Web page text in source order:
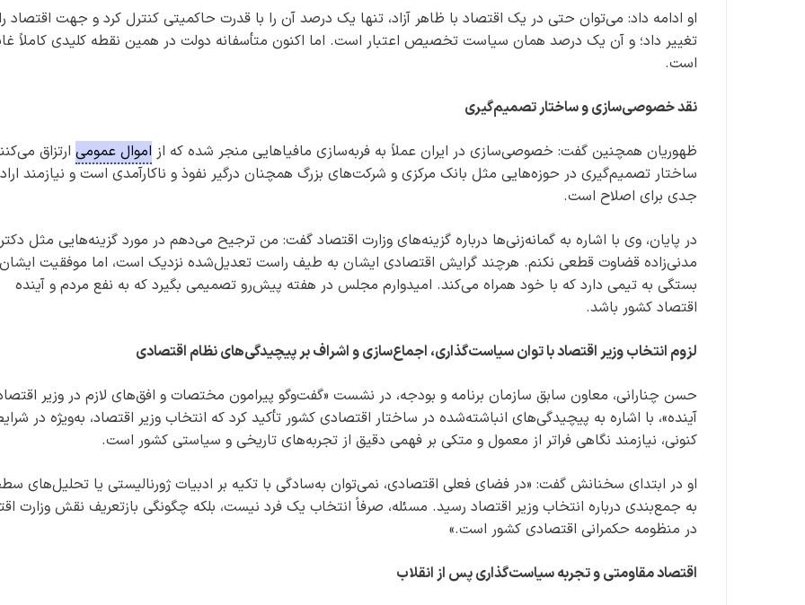
او ادامه داد: می‌توان حتی در یک اقتصاد با ظاهر آزاد، تنها یک درصد آن را با قدرت حاکمیتی کنترل کرد و جهت اقتصاد را
تغییر داد؛ و آن یک درصد همان سیاست تخصیص اعتبار است. اما اکنون متأسفانه دولت در همین نقطه کلیدی کاملاً
است.
نقد خصوصی‌سازی و ساختار تصمیم‌گیری
ظهوریان همچنین گفت: خصوصی‌سازی در ایران عملاً به فربه‌سازی مافیاهایی منجر شده که از اموال عمومی ارتزاق
ساختار تصمیم‌گیری در حوزه‌هایی مثل بانک مرکزی و شرکت‌های بزرگ همچنان درگیر نفوذ و ناکارآمدی است و نیازمند
جدی برای اصلاح است.
در پایان، وی با اشاره به گمانه‌زنی‌ها درباره گزینه‌های وزارت اقتصاد گفت: من ترجیح می‌دهم در مورد گزینه‌هایی مثل دکتر
مدنی‌زاده قضاوت قطعی نکنم. هرچند گرایش اقتصادی ایشان به طیف راست تعدیل‌شده نزدیک است، اما موفقیت ایشان
بستگی به تیمی دارد که با خود همراه می‌کند. امیدوارم مجلس در هفته پیش‌رو تصمیمی بگیرد که به نفع مردم و آینده
اقتصاد کشور باشد.
لزوم انتخاب وزیر اقتصاد با توان سیاست‌گذاری، اجماع‌سازی و اشراف بر پیچیدگی‌های نظام اقتصادی
حسن چنارانی، معاون سابق سازمان برنامه و بودجه، در نشست «گفت‌وگو پیرامون مختصات و افق‌های لازم در وزیر
آینده»، با اشاره به پیچیدگی‌های انباشته‌شده در ساختار اقتصادی کشور تأکید کرد که انتخاب وزیر اقتصاد، به‌ویژه در
کنونی، نیازمند نگاهی فراتر از معمول و متکی بر فهمی دقیق از تجربه‌های تاریخی و سیاستی کشور است.
او در ابتدای سخنانش گفت: «در فضای فعلی اقتصادی، نمی‌توان به‌سادگی با تکیه بر ادبیات ژورنالیستی یا تحلیل‌های
به جمع‌بندی درباره انتخاب وزیر اقتصاد رسید. مسئله، صرفاً انتخاب یک فرد نیست، بلکه چگونگی بازتعریف نقش وزارت
در منظومه حکمرانی اقتصادی کشور است.»
اقتصاد مقاومتی و تجربه سیاست‌گذاری پس از انقلاب